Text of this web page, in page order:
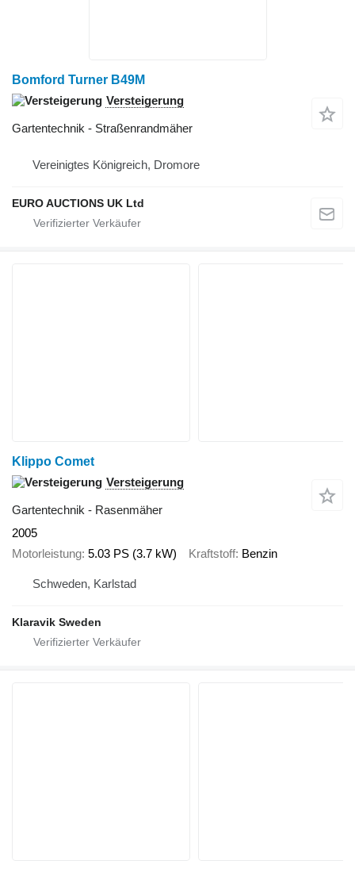
Bomford Turner B49M
Versteigerung
Gartentechnik - Straßenrandmäher
Vereinigtes Königreich, Dromore
EURO AUCTIONS UK Ltd
Klippo Comet
Versteigerung
Gartentechnik - Rasenmäher
2005
Motorleistung 5.03 PS (3.7 kW) Kraftstoff Benzin
Schweden, Karlstad
Klaravik Sweden